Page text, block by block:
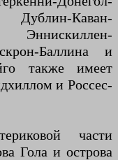
Дублин-Каван-
Баллина и
также имеет
и Россес-
части
Гола и острова